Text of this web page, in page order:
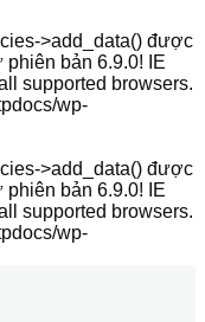
>add_data() được
phiên bản 6.9.0! IE
supported browsers.
wp-
>add_data() được
phiên bản 6.9.0! IE
supported browsers.
wp-